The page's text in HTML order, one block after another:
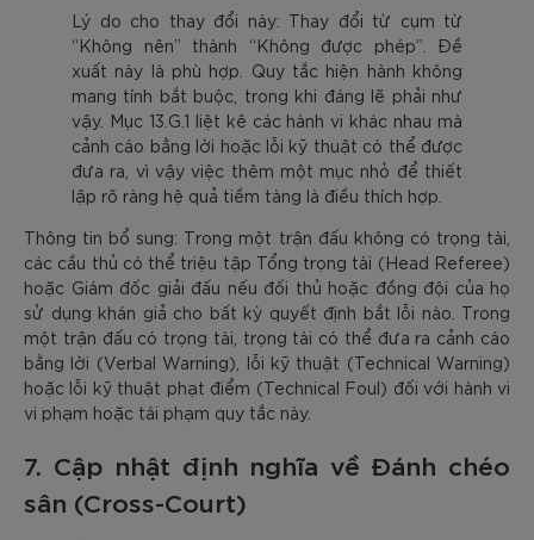
Lý do cho thay đổi này: Thay đổi từ cụm từ
“Không nên” thành “Không được phép”. Đề
xuất này là phù hợp. Quy tắc hiện hành không
mang tính bắt buộc, trong khi đáng lẽ phải như
vậy. Mục 13.G.1 liệt kê các hành vi khác nhau mà
cảnh cáo bằng lời hoặc lỗi kỹ thuật có thể được
đưa ra, vì vậy việc thêm một mục nhỏ để thiết
lập rõ ràng hệ quả tiềm tàng là điều thích hợp.
Thông tin bổ sung: Trong một trận đấu không có trọng tài,
các cầu thủ có thể triệu tập Tổng trọng tài (Head Referee)
hoặc Giám đốc giải đấu nếu đối thủ hoặc đồng đội của họ
sử dụng khán giả cho bất kỳ quyết định bắt lỗi nào. Trong
một trận đấu có trọng tài, trọng tài có thể đưa ra cảnh cáo
bằng lời (Verbal Warning), lỗi kỹ thuật (Technical Warning)
hoặc lỗi kỹ thuật phạt điểm (Technical Foul) đối với hành vi
vi phạm hoặc tái phạm quy tắc này.
7. Cập nhật định nghĩa về Đánh chéo
sân (Cross-Court)